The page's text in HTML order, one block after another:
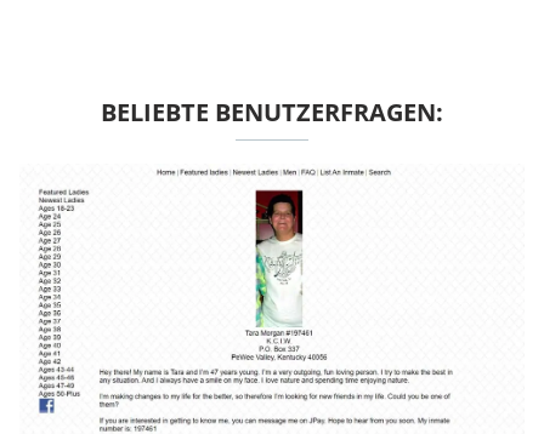
BELIEBTE BENUTZERFRAGEN: